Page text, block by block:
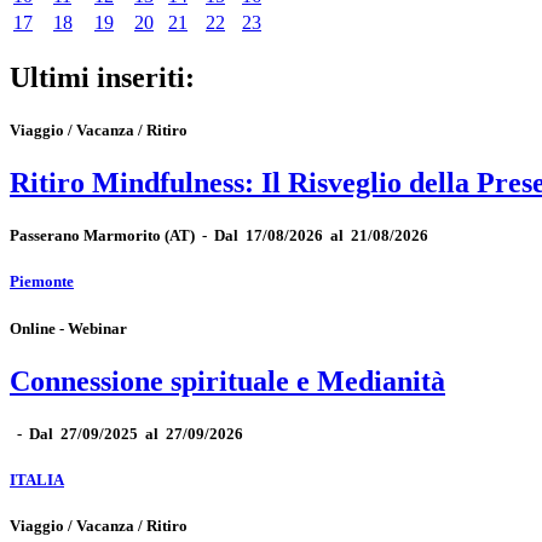
17
18 19 20 21 22 23
Ultimi inseriti:
Viaggio / Vacanza / Ritiro
Ritiro Mindfulness: Il Risveglio della
Passerano Marmorito (AT) - Dal 17/08/2026 al 21/08/2026
Piemonte
Online - Webinar
Connessione spirituale e Medianità
- Dal 27/09/2025 al 27/09/2026
ITALIA
Viaggio / Vacanza / Ritiro